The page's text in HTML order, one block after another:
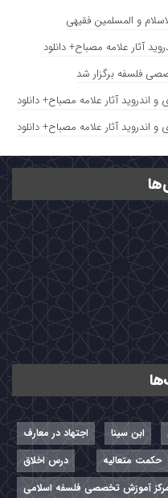
و المسلمین فقیهی
فلسفه برگزار شد
ابن سینا
اجتهاد در معارف
حکمت متعالیه
درس اخلاق
آموزش تخصصی فلسفه اسلامی